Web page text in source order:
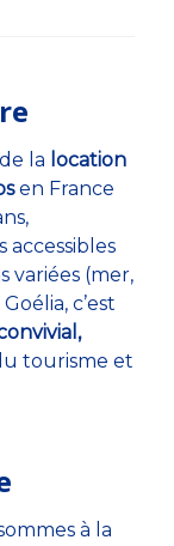
la location
en France
accessibles
variées (mer,
c’est
tourisme et
à la